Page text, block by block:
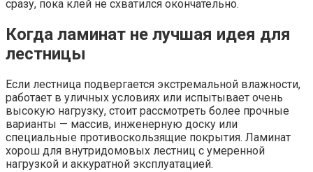
сразу, пока клей не схватился окончательно.
Когда ламинат не лучшая идея для
лестницы
Если лестница подвергается экстремальной влажности,
работает в уличных условиях или испытывает очень
высокую нагрузку, стоит рассмотреть более прочные
варианты — массив, инженерную доску или
специальные противоскользящие покрытия. Ламинат
хорош для внутридомовых лестниц с умеренной
нагрузкой и аккуратной эксплуатацией.